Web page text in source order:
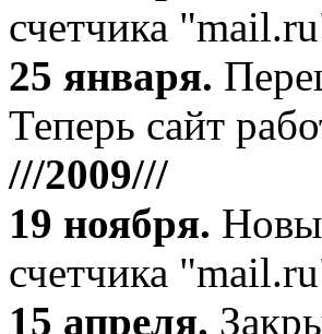
счетчика
25 января.
Теперь сайт
///2009///
19 ноября.
счетчика
15 апреля.